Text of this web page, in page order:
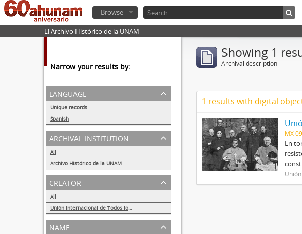
Browse
El Archivo Histórico de la UNAM
Narrow your results by:
language
Unique records
Spanish
1
archival institution
All
Archivo Histórico de la UNAM
1
creator
All
Unión Internacional de Todos los Amigos (VITA-México)
1
name
Showing 1
Archival description
1 results with digital
MX
En